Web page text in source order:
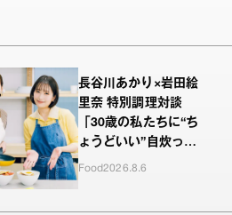
長谷川あかり×岩田絵
里奈 特別調理対談
「30歳の私たちに“ち
ょうどいい”自炊っ
て？」
Food2026.8.6